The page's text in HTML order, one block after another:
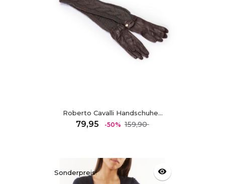
Roberto Cavalli Handschuhe...
79,95
Regulärer
-50% 159,90Preis
Sonderpreis! visibility